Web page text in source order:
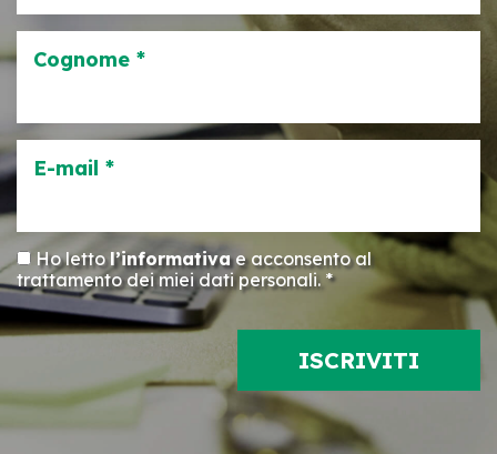
Cognome *
E-mail *
Ho lettol’informativae acconsento al
trattamento dei miei dati personali. *